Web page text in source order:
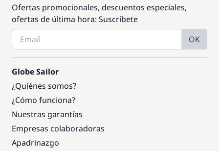
Ofertas promocionales, descuentos especiales,
ofertas de última hora: Suscríbete
OK
Globe Sailor
¿Quiénes somos?
¿Cómo funciona?
Nuestras garantías
Empresas colaboradoras
Apadrinazgo